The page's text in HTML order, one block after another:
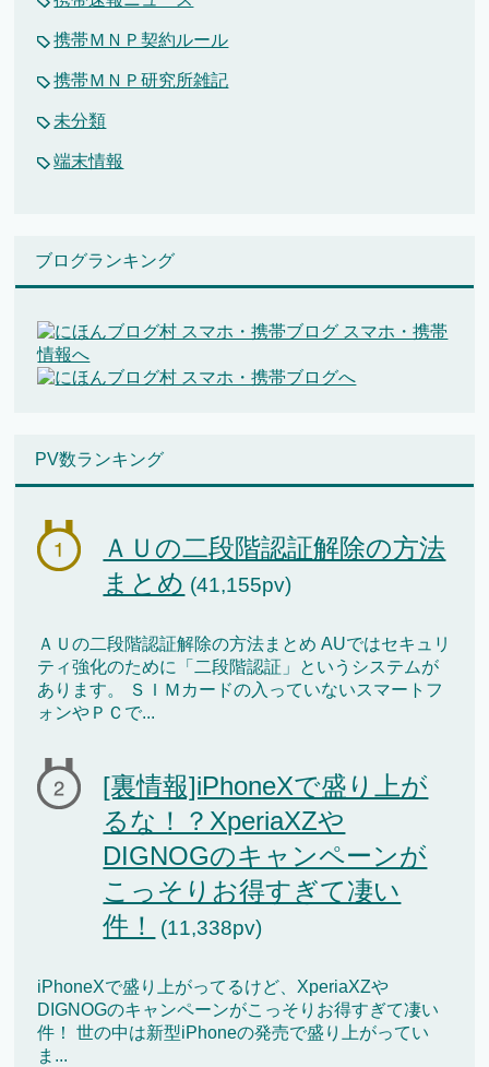
携帯ＭＮＰ契約ルール
携帯ＭＮＰ研究所雑記
未分類
端末情報
ブログランキング
PV数ランキング
ＡＵの二段階認証解除の方法
まとめ (41,155pv)
ＡＵの二段階認証解除の方法まとめ AUではセキュリ
ティ強化のために「二段階認証」というシステムが
あります。 ＳＩＭカードの入っていないスマートフ
ォンやＰＣで...
[裏情報]iPhoneXで盛り上が
るな！？XperiaXZや
DIGNOGのキャンペーンが
こっそりお得すぎて凄い
件！
(11,338pv)
iPhoneXで盛り上がってるけど、XperiaXZや
DIGNOGのキャンペーンがこっそりお得すぎて凄い
件！ 世の中は新型iPhoneの発売で盛り上がってい
ま...